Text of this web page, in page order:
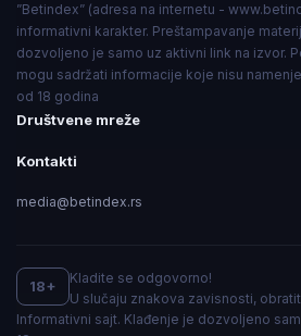
”Betindex” (adresa na internetu -
informativni karakter. Preštampavanje
dozvoljeno je samo uz aktivni link na izvor.
mogu sadržati informacije koje nisu
od 18 godina
Društvene mreže
Kontakti
media@betindex.rs
18+
Kladite se odgovorno!
U slučaju znakova zavisnosti,
Informativni sajt. Klađenje je dozvoljeno